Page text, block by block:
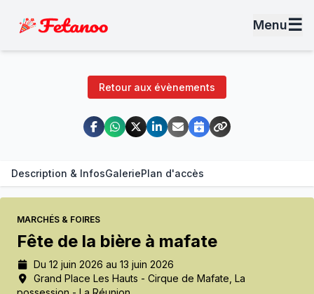
Menu☰
Retour aux évènements
Description & InfosGaleriePlan d'accès
MARCHÉS & FOIRES
Fête de la bière à mafate
Du 12 juin 2026 au 13 juin 2026
Grand Place Les Hauts - Cirque de Mafate, La